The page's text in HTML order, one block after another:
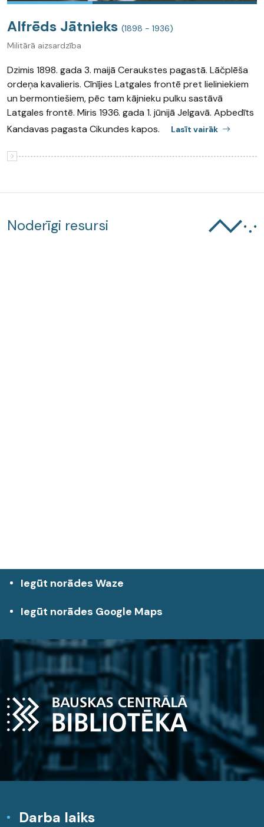
Alfrēds Jātnieks (1898 - 1936)
Militārā aizsardzība
Dzimis 1898. gada 3. maijā Ceraukstes pagastā. Lāčplēša
ordeņa kavalieris. Cīnījies Latgales frontē pret lieliniekiem
un bermontiešiem, pēc tam kājnieku pulku sastāvā
Latgales frontē. Miris 1936. gada 1. jūnijā Jelgavā. Apbedīts
Kandavas pagasta Cikundes kapos.
Lasīt vairāk
Noderīgi resursi
Iegūt norādes Waze
Iegūt norādes Google Maps
Darba laiks